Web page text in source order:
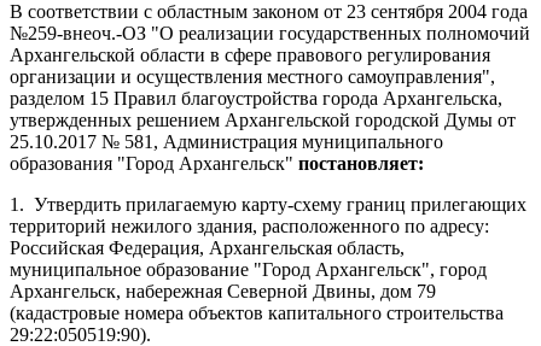
В соответствии с областным законом от 23 сентября 2004 года
№259-внеоч.-ОЗ "О реализации государственных полномочий
Архангельской области в сфере правового регулирования
организации и осуществления местного самоуправления",
разделом 15 Правил благоустройства города Архангельска,
утвержденных решением Архангельской городской Думы от
25.10.2017 № 581, Администрация муниципального
образования "Город Архангельск" постановляет:
1. Утвердить прилагаемую карту-схему границ прилегающих
территорий нежилого здания, расположенного по адресу:
Российская Федерация, Архангельская область,
муниципальное образование "Город Архангельск", город
Архангельск, набережная Северной Двины, дом 79
(кадастровые номера объектов капитального строительства
29:22:050519:90).